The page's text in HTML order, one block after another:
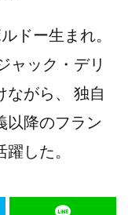
ドー生まれ。
ャック・デリ
ながら、 独自
以降のフラン
した。